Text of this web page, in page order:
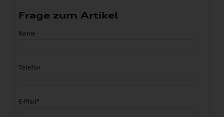
Frage zum Artikel
Name
Telefon
E-Mail*